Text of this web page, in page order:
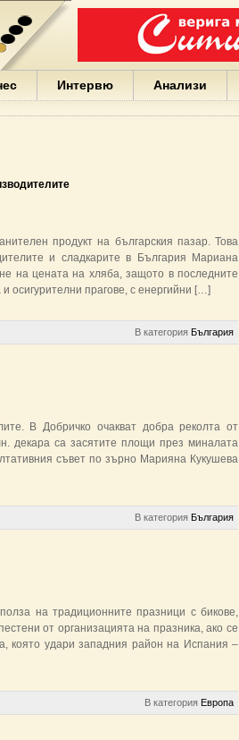
Варна
България
Портних
Facebook
ЕС
Борисов
Европа
Български
София
Гърция
бизнес
google
Бербатов
ГЕРБ
Интервю Анализи
продукт на българския пазар. Това
и сладкарите в България Мариана
на цената на хляба, защото в последните
осигурителни прагове, с енергийни […]
В категория България
В Добричко очакват добра реколта от
декара са засятите площи през миналата
съвет по зърно Марияна Кукушева
В категория България
на традиционните празници с бикове,
от организацията на празника, ако се
която удари западния район на Испания –
В категория Европа